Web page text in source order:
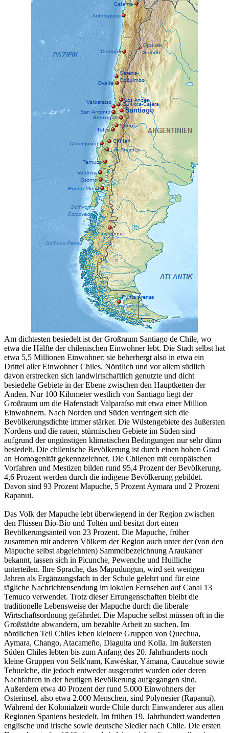
Am dichtesten besiedelt ist der Großraum Santiago de Chile, wo
etwa die Hälfte der chilenischen Einwohner lebt. Die Stadt selbst hat
etwa 5,5 Millionen Einwohner; sie beherbergt also in etwa ein
Drittel aller Einwohner Chiles. Nördlich und vor allem südlich
davon erstrecken sich landwirtschaftlich genutzte und dicht
besiedelte Gebiete in der Ebene zwischen den Hauptketten der
Anden. Nur 100 Kilometer westlich von Santiago liegt der
Großraum um die Hafenstadt Valparaíso mit etwa einer Million
Einwohnern. Nach Norden und Süden verringert sich die
Bevölkerungsdichte immer stärker. Die Wüstengebiete des äußersten
Nordens und die rauen, stürmischen Gebiete im Süden sind
aufgrund der ungünstigen klimatischen Bedingungen nur sehr dünn
besiedelt. Die chilenische Bevölkerung ist durch einen hohen Grad
an Homogenität gekennzeichnet. Die Chilenen mit europäischen
Vorfahren und Mestizen bilden rund 95,4 Prozent der Bevölkerung.
4,6 Prozent werden durch die indigene Bevölkerung gebildet.
Davon sind 93 Prozent Mapuche, 5 Prozent Aymara und 2 Prozent
Rapanui.
Das Volk der Mapuche lebt überwiegend in der Region zwischen
den Flüssen Bío-Bío und Toltén und besitzt dort einen
Bevölkerungsanteil von 23 Prozent. Die Mapuche, früher
zusammen mit anderen Völkern der Region auch unter der (von den
Mapuche selbst abgelehnten) Sammelbezeichnung Araukaner
bekannt, lassen sich in Picunche, Pewenche und Huilliche
unterteilen. Ihre Sprache, das Mapudungun, wird seit wenigen
Jahren als Ergänzungsfach in der Schule gelehrt und für eine
tägliche Nachrichtensendung im lokalen Fernsehen auf Canal 13
Temuco verwendet. Trotz dieser Errungenschaften bleibt die
traditionelle Lebensweise der Mapuche durch die liberale
Wirtschaftsordnung gefährdet. Die Mapuche selbst müssen oft in die
Großstädte abwandern, um bezahlte Arbeit zu suchen. Im
nördlichen Teil Chiles leben kleinere Gruppen von Quechua,
Aymara, Chango, Atacameño, Diaguita und Kolla. Im äußersten
Süden Chiles lebten bis zum Anfang des 20. Jahrhunderts noch
kleine Gruppen von Selk'nam, Kawéskar, Yámana, Caucahue sowie
Tehuelche, die jedoch entweder ausgerottet wurden oder deren
Nachfahren in der heutigen Bevölkerung aufgegangen sind.
Außerdem etwa 40 Prozent der rund 5.000 Einwohners der
Osterinsel, also etwa 2.000 Menschen, sind Polynesier (Rapanui).
Während der Kolonialzeit wurde Chile durch Einwanderer aus allen
Regionen Spaniens besiedelt. Im frühen 19. Jahrhundert wanderten
englische und irische sowie deutsche Siedler nach Chile. Die ersten